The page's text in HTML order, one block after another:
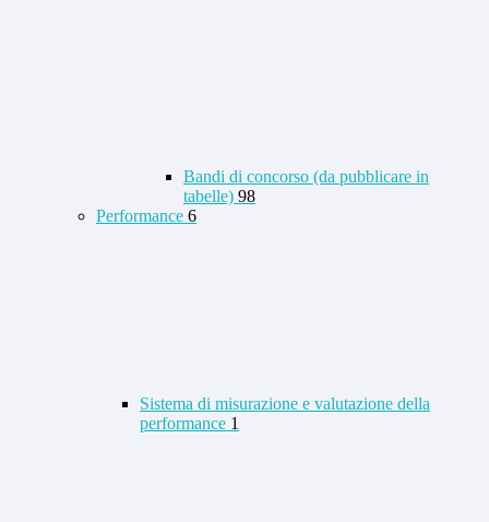
Bandi di concorso (da pubblicare in
tabelle) 98
Performance 6
Sistema di misurazione e valutazione della
performance 1